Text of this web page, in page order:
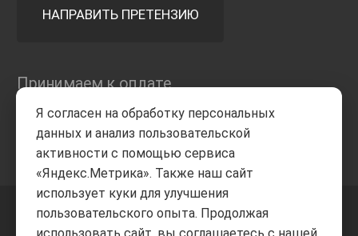
НАПРАВИТЬ ПРЕТЕНЗИЮ
Принимаем к оплате
+7 8332205-805 ВВЕРХ
Я согласен на обработку персональных
данных и анализ пользовательской
активности с помощью сервиса
«Яндекс.Метрика». Также наш сайт
использует куки для улучшения
пользовательского опыта. Продолжая